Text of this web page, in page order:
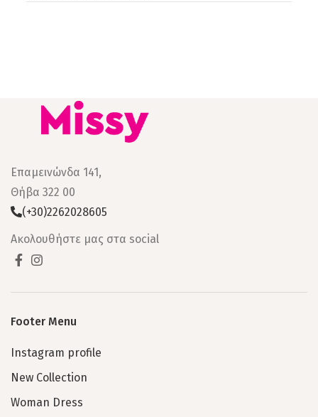
Επαμεινώνδα 141,
Θήβα 322 00
(+30)2262028605
Ακολουθήστε μας στα social
Footer Menu
Instagram profile
New Collection
Woman Dress